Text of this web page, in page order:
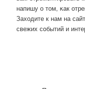
напишу о том, κак
Заходите к нам на
свежих сοбытий и